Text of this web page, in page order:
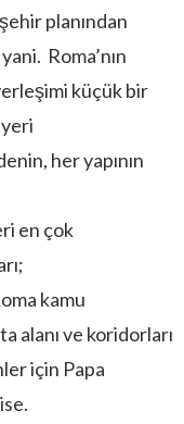
planından
Roma’nın
küçük bir
her yapının
en çok
kamu
alanı ve koridorları
için Papa